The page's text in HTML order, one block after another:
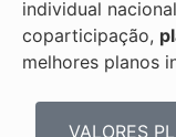
individual
coparticipação,
melhores planos
VALORES